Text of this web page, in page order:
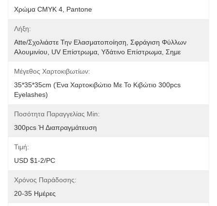
Χρώμα CMYK 4, Pantone
Λήξη:
Atte/σχολιάστε Την Ελασματοποίηση, Σφράγιση Φύλλων
Αλουμινίου, UV Επίστρωμα, Υδάτινο Επίστρωμα, Σημε
Μέγεθος Χαρτοκιβωτίων:
35*35*35cm (ένα Χαρτοκιβώτιο Με Το Κιβώτιο 300pcs
Eyelashes)
Ποσότητα Παραγγελίας Min:
300pcs Ή Διαπραγμάτευση
Τιμή:
USD $1-2/PC
Χρόνος Παράδοσης:
20-35 Ημέρες